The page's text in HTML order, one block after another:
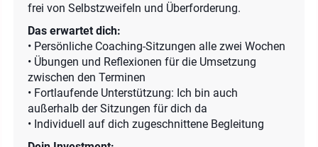
frei von Selbstzweifeln und Überforderung.
Das erwartet dich:
• Persönliche Coaching-Sitzungen alle zwei Wochen
• Übungen und Reflexionen für die Umsetzung
zwischen den Terminen
• Fortlaufende Unterstützung: Ich bin auch
außerhalb der Sitzungen für dich da
• Individuell auf dich zugeschnittene Begleitung